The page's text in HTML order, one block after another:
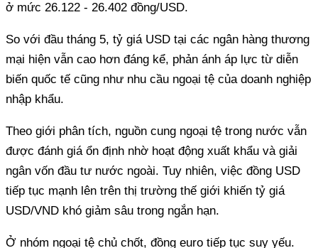
ở mức 26.122 - 26.402 đồng/USD.
So với đầu tháng 5, tỷ giá USD tại các ngân hàng thương
mại hiện vẫn cao hơn đáng kể, phản ánh áp lực từ diễn
biến quốc tế cũng như nhu cầu ngoại tệ của doanh nghiệp
nhập khẩu.
Theo giới phân tích, nguồn cung ngoại tệ trong nước vẫn
được đánh giá ổn định nhờ hoạt động xuất khẩu và giải
ngân vốn đầu tư nước ngoài. Tuy nhiên, việc đồng USD
tiếp tục mạnh lên trên thị trường thế giới khiến tỷ giá
USD/VND khó giảm sâu trong ngắn hạn.
Ở nhóm ngoại tệ chủ chốt, đồng euro tiếp tục suy yếu.